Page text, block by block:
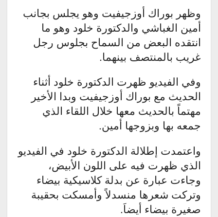
وظهر بوراك أوزجيفيت وهو يجلس بجانب
أمين الغباشي والدكتورة خلود وهو ما
انتقده البعض من السماح بجلوس رجل
غريب بالمنتصف بينهما.
وفي الفيديو ظهرت الدكتورة خلود أثناء
الحديث مع بوراك أوزجيفيت وبدا الأخير
مهتماً بالحديث معها خلال اللقاء الذي
جمعه بها وبزوجها أمين.
واعتمدت إطلالة الدكتورة خلود في الفيديو
الذي ظهرت فيه على اللون الأبيض،
وجاءت عبارة عن بدلة كلاسيكية بيضاء
وتركت شعرها منسدلاً وأمسكت بحقيبة
صغيرة بيضاء أيضاَ.